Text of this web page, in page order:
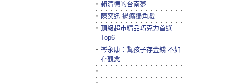
‧ 賴清德的台南夢
‧ 陳奕迅 過癮獨角戲
‧ 頂級超市精品巧克力首選
Top6
‧ 岑永康：幫孩子存金錢 不如
存觀念
‧